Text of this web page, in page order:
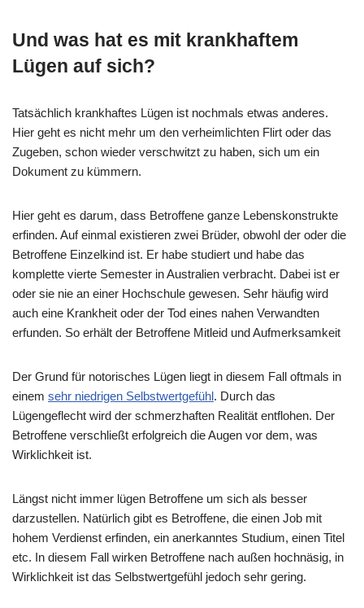
Und was hat es mit krankhaftem
Lügen auf sich?
Tatsächlich krankhaftes Lügen ist nochmals etwas anderes.
Hier geht es nicht mehr um den verheimlichten Flirt oder das
Zugeben, schon wieder verschwitzt zu haben, sich um ein
Dokument zu kümmern.
Hier geht es darum, dass Betroffene ganze Lebenskonstrukte
erfinden. Auf einmal existieren zwei Brüder, obwohl der oder die
Betroffene Einzelkind ist. Er habe studiert und habe das
komplette vierte Semester in Australien verbracht. Dabei ist er
oder sie nie an einer Hochschule gewesen. Sehr häufig wird
auch eine Krankheit oder der Tod eines nahen Verwandten
erfunden. So erhält der Betroffene Mitleid und Aufmerksamkeit
Der Grund für notorisches Lügen liegt in diesem Fall oftmals in
einem sehr niedrigen Selbstwertgefühl. Durch das
Lügengeflecht wird der schmerzhaften Realität entflohen. Der
Betroffene verschließt erfolgreich die Augen vor dem, was
Wirklichkeit ist.
Längst nicht immer lügen Betroffene um sich als besser
darzustellen. Natürlich gibt es Betroffene, die einen Job mit
hohem Verdienst erfinden, ein anerkanntes Studium, einen Titel
etc. In diesem Fall wirken Betroffene nach außen hochnäsig, in
Wirklichkeit ist das Selbstwertgefühl jedoch sehr gering.